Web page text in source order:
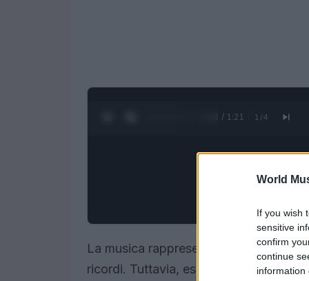
World
If you wish
sensitive
confirm
continue
information
0:28 / 1:21 1 /4
La musica rappresenta un
ricordi. Tuttavia, esistono aspetti